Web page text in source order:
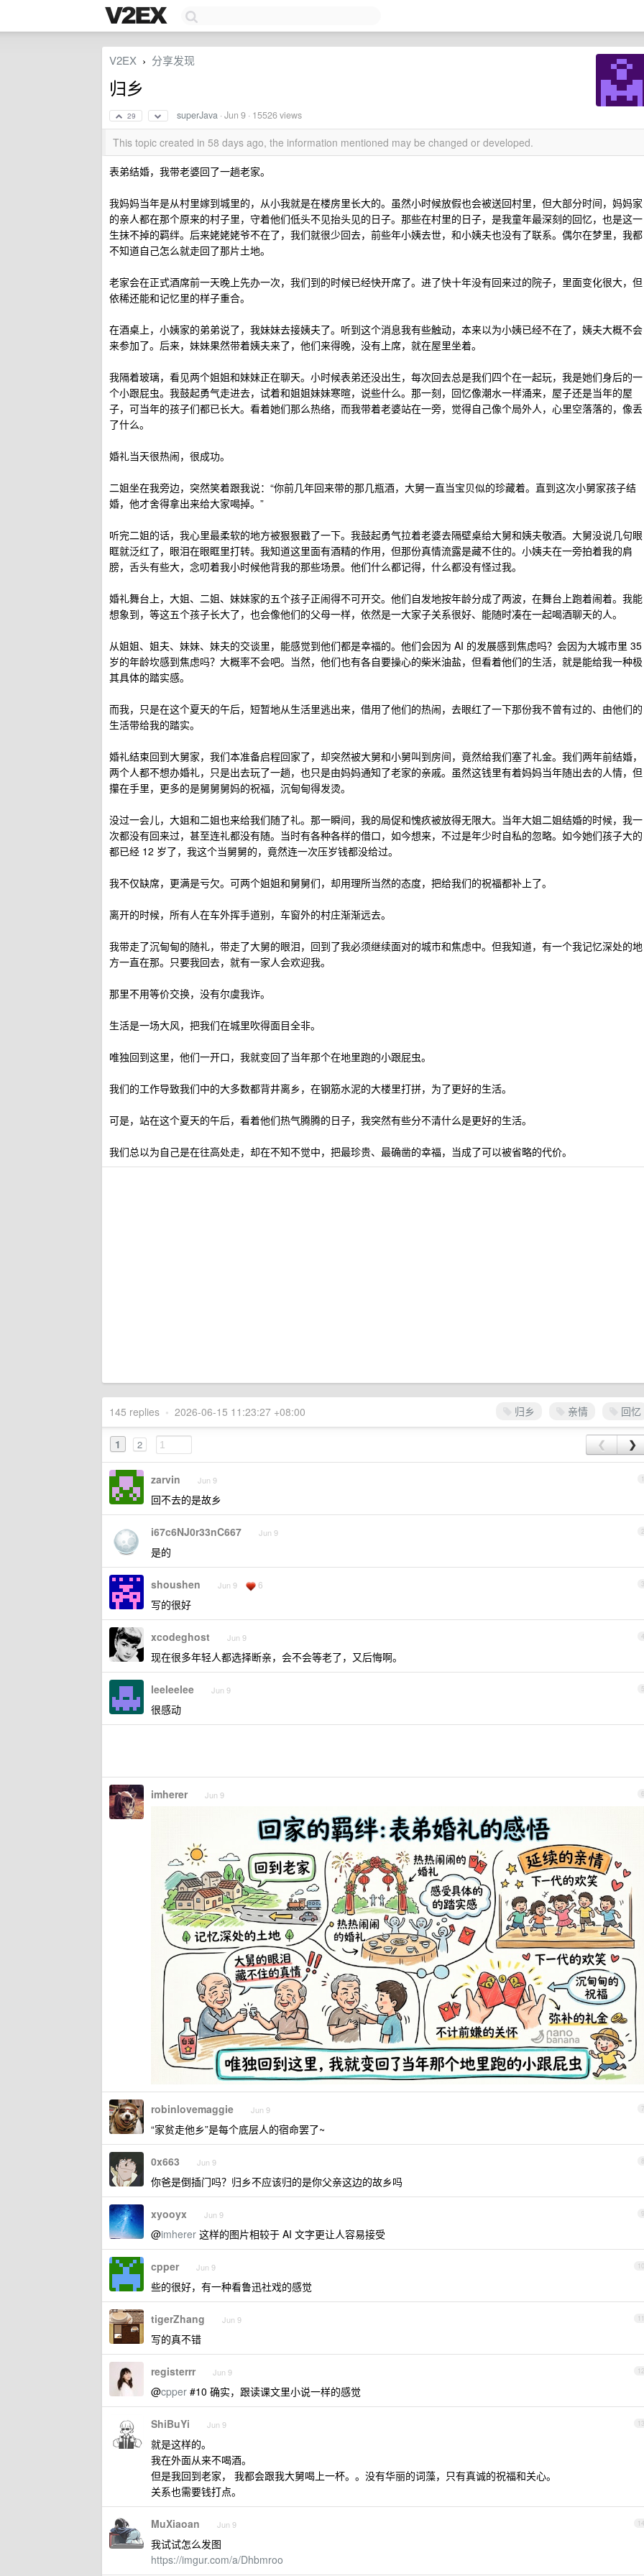
V2EX › 分享发现
归乡
29 superJava ·Jun 9 · 15526 views
This topic created in 58 days ago, the information mentioned may be changed or developed.
表弟结婚，我带老婆回了一趟老家。
我妈妈当年是从村里嫁到城里的，从小我就是在楼房里长大的。虽然小时候放假也会被送回村里，但大部分时间，妈妈家
的亲人都在那个原来的村子里，守着他们低头不见抬头见的日子。那些在村里的日子，是我童年最深刻的回忆，也是这一
生抹不掉的羁绊。后来姥姥姥爷不在了，我们就很少回去，前些年小姨去世，和小姨夫也没有了联系。偶尔在梦里，我都
不知道自己怎么就走回了那片土地。
老家会在正式酒席前一天晚上先办一次，我们到的时候已经快开席了。进了快十年没有回来过的院子，里面变化很大，但
依稀还能和记忆里的样子重合。
在酒桌上，小姨家的弟弟说了，我妹妹去接姨夫了。听到这个消息我有些触动，本来以为小姨已经不在了，姨夫大概不会
来参加了。后来，妹妹果然带着姨夫来了，他们来得晚，没有上席，就在屋里坐着。
我隔着玻璃，看见两个姐姐和妹妹正在聊天。小时候表弟还没出生，每次回去总是我们四个在一起玩，我是她们身后的一
个小跟屁虫。我鼓起勇气走进去，试着和姐姐妹妹寒暄，说些什么。那一刻，回忆像潮水一样涌来，屋子还是当年的屋
子，可当年的孩子们都已长大。看着她们那么热络，而我带着老婆站在一旁，觉得自己像个局外人，心里空落落的，像丢
了什么。
婚礼当天很热闹，很成功。
二姐坐在我旁边，突然笑着跟我说：“你前几年回来带的那几瓶酒，大舅一直当宝贝似的珍藏着。直到这次小舅家孩子结
婚，他才舍得拿出来给大家喝掉。”
听完二姐的话，我心里最柔软的地方被狠狠戳了一下。我鼓起勇气拉着老婆去隔壁桌给大舅和姨夫敬酒。大舅没说几句眼
眶就泛红了，眼泪在眼眶里打转。我知道这里面有酒精的作用，但那份真情流露是藏不住的。小姨夫在一旁拍着我的肩
膀，舌头有些大，念叨着我小时候他背我的那些场景。他们什么都记得，什么都没有怪过我。
婚礼舞台上，大姐、二姐、妹妹家的五个孩子正闹得不可开交。他们自发地按年龄分成了两波，在舞台上跑着闹着。我能
想象到，等这五个孩子长大了，也会像他们的父母一样，依然是一大家子关系很好、能随时凑在一起喝酒聊天的人。
从姐姐、姐夫、妹妹、妹夫的交谈里，能感觉到他们都是幸福的。他们会因为 AI 的发展感到焦虑吗？会因为大城市里 35
岁的年龄坎感到焦虑吗？大概率不会吧。当然，他们也有各自要操心的柴米油盐，但看着他们的生活，就是能给我一种极
其具体的踏实感。
而我，只是在这个夏天的午后，短暂地从生活里逃出来，借用了他们的热闹，去眼红了一下那份我不曾有过的、由他们的
生活带给我的踏实。
婚礼结束回到大舅家，我们本准备启程回家了，却突然被大舅和小舅叫到房间，竟然给我们塞了礼金。我们两年前结婚，
两个人都不想办婚礼，只是出去玩了一趟，也只是由妈妈通知了老家的亲戚。虽然这钱里有着妈妈当年随出去的人情，但
攥在手里，更多的是舅舅舅妈的祝福，沉甸甸得发烫。
没过一会儿，大姐和二姐也来给我们随了礼。那一瞬间，我的局促和愧疚被放得无限大。当年大姐二姐结婚的时候，我一
次都没有回来过，甚至连礼都没有随。当时有各种各样的借口，如今想来，不过是年少时自私的忽略。如今她们孩子大的
都已经 12 岁了，我这个当舅舅的，竟然连一次压岁钱都没给过。
我不仅缺席，更满是亏欠。可两个姐姐和舅舅们，却用理所当然的态度，把给我们的祝福都补上了。
离开的时候，所有人在车外挥手道别，车窗外的村庄渐渐远去。
我带走了沉甸甸的随礼，带走了大舅的眼泪，回到了我必须继续面对的城市和焦虑中。但我知道，有一个我记忆深处的地
方一直在那。只要我回去，就有一家人会欢迎我。
那里不用等价交换，没有尔虞我诈。
生活是一场大风，把我们在城里吹得面目全非。
唯独回到这里，他们一开口，我就变回了当年那个在地里跑的小跟屁虫。
我们的工作导致我们中的大多数都背井离乡，在钢筋水泥的大楼里打拼，为了更好的生活。
可是，站在这个夏天的午后，看着他们热气腾腾的日子，我突然有些分不清什么是更好的生活。
我们总以为自己是在往高处走，却在不知不觉中，把最珍贵、最确凿的幸福，当成了可以被省略的代价。
归乡 亲情 回忆
145 replies • 2026-06-15 11:23:27 +08:00
1 2 ❮ ❯
1
zarvin Jun 9
回不去的是故乡
2
i67c6NJ0r33nC667 Jun 9
是的
3
shoushen Jun 9 6
写的很好
4
xcodeghost Jun 9
现在很多年轻人都选择断亲，会不会等老了，又后悔啊。
5
leeleelee Jun 9
很感动
6
imherer Jun 9
7
robinlovemaggie Jun 9
“家贫走他乡”是每个底层人的宿命罢了~
8
0x663 Jun 9
你爸是倒插门吗？归乡不应该归的是你父亲这边的故乡吗
9
xyooyx Jun 9
@imherer 这样的图片相较于 AI 文字更让人容易接受
10
cpper Jun 9
些的很好，有一种看鲁迅社戏的感觉
11
tigerZhang Jun 9
写的真不错
12
registerrr Jun 9
@cpper #10 确实，跟读课文里小说一样的感觉
13
ShiBuYi Jun 9
就是这样的。
我在外面从来不喝酒。
但是我回到老家， 我都会跟我大舅喝上一杯。。没有华丽的词藻，只有真诚的祝福和关心。
关系也需要钱打点。
14
MuXiaoan Jun 9
我试试怎么发图
https://imgur.com/a/Dhbmroo